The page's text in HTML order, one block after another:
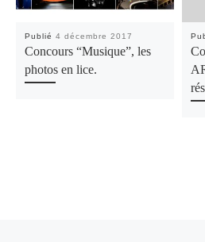
Publié4 décembre 2017
Concours “Musique”, les
photos en lice.